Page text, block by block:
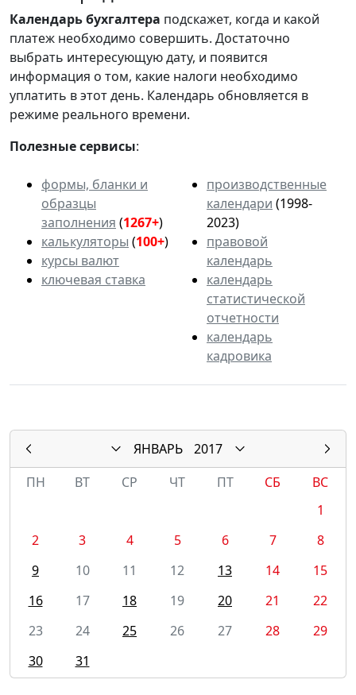
Календарьбухгалтера подскажет, когда и какой
платеж необходимо совершить. Достаточно
выбрать интересующую дату, и появится
информация о том, какие налоги необходимо
уплатить в этот день. Календарь обновляется в
режиме реального времени.
Полезные сервисы:
формы, бланки и
образцы
заполнения (1267+)
калькуляторы (100+)
курсы валют
ключевая ставка
производственные
календари (1998-
2023)
правовой
календарь
календарь
статистической
отчетности
календарь
кадровика
ЯНВАРЬ
2017
ПН
ВТ СР ЧТ ПТ СБ
ВС
1
2
3 4 5 6 7
8
9
10 11 12 13 14
15
16
17 18 19 20 21
22
23
24 25 26 27 28
29
30
31